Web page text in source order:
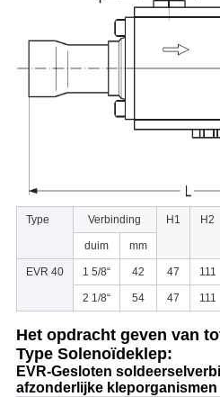
Type Verbinding H1 H2
duim mm
EVR 40 1 5/8“ 42 47 111
2 1/8“ 54 47 111
Het opdracht geven van
Type Solenoïdeklep:
EVR-Gesloten
afzonderlijke kleporganismen